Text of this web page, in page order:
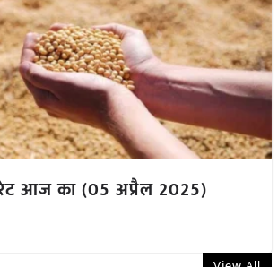
रेट आज का (05 अप्रैल 2025)